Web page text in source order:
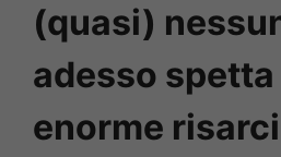
(quasi)
adesso spetta
enorme